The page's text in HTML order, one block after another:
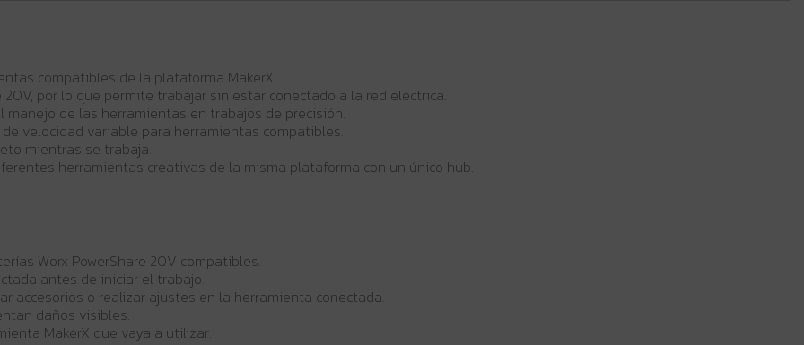
compatibles de la plataforma MakerX.
por lo que permite trabajar sin estar conectado a la red eléctrica.
manejo de las herramientas en trabajos de precisión.
velocidad variable para herramientas compatibles.
mientras se trabaja.
herramientas creativas de la misma plataforma con un único hub.
Worx PowerShare 20V compatibles.
antes de iniciar el trabajo.
accesorios o realizar ajustes en la herramienta conectada.
daños visibles.
MakerX que vaya a utilizar.